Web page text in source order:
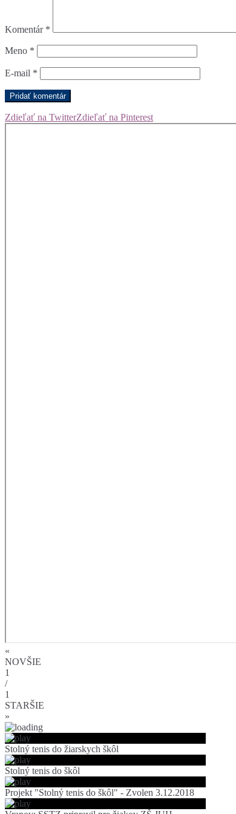
Komentár *
Meno *
E-mail *
Zdieľať na TwitterZdieľať na Pinterest
«
NOVŠIE
1
/
1
STARŠIE
»
Stolný tenis do žiarskych škôl
Stolný tenis do škôl
Projekt "Stolný tenis do škôl" - Zvolen 3.12.2018